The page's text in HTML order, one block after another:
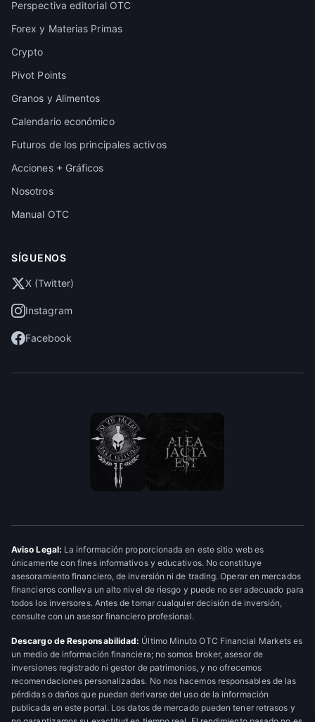
Perspectiva editorial OTC
Forex y Materias Primas
Crypto
Pivot Points
Granos y Alimentos
Calendario económico
Futuros de los principales activos
Acciones + Gráficos
Nosotros
Manual OTC
SÍGUENOS
X (Twitter)
Instagram
Facebook
Aviso Legal: La información proporcionada en este sitio web es
únicamente con fines informativos y educativos. No constituye
asesoramiento financiero, de inversión ni de trading. Operar en mercados
financieros conlleva un alto nivel de riesgo y puede no ser adecuado para
todos los inversores. Antes de tomar cualquier decisión de inversión,
consulte con un asesor financiero profesional.
Descargo de Responsabilidad: Último Minuto OTC Financial Markets es
un medio de información financiera; no somos broker, asesor de
inversiones registrado ni gestor de patrimonios, y no ofrecemos
recomendaciones personalizadas. No nos hacemos responsables de las
pérdidas o daños que puedan derivarse del uso de la información
publicada en este portal. Los datos de mercado pueden tener retrasos y